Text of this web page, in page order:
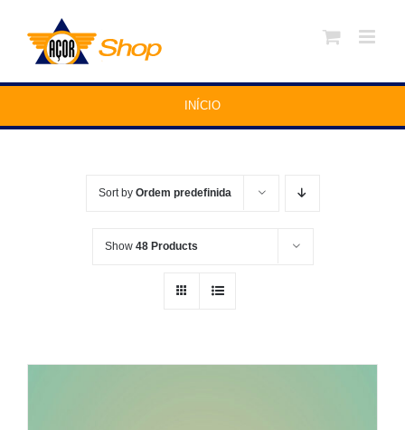
content
INÍCIO
Sort by Ordem predefinida
Show 48 Products